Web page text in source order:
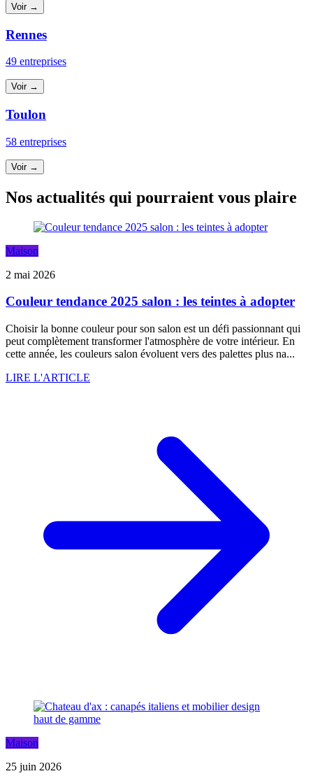
Voir →
Rennes
49 entreprises
Voir →
Toulon
58 entreprises
Voir →
Nos actualités qui pourraient vous plaire
Maison
2 mai 2026
Couleur tendance 2025 salon : les teintes à adopter
Choisir la bonne couleur pour son salon est un défi passionnant qui
peut complètement transformer l'atmosphère de votre intérieur. En
cette année, les couleurs salon évoluent vers des palettes plus na...
LIRE L'ARTICLE
Maison
25 juin 2026